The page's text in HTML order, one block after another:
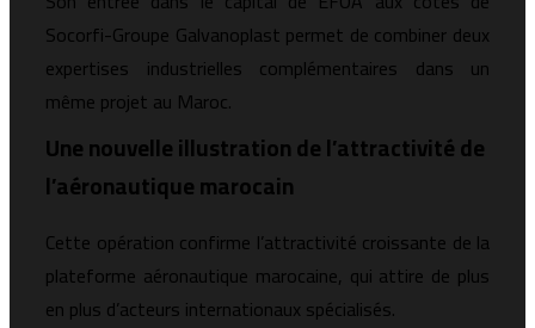
Socorfi-Groupe Galvanoplast permet de combiner deux
expertises industrielles complémentaires dans un
même projet au Maroc.
Une nouvelle illustration de l’attractivité de
l’aéronautique marocain
Cette opération confirme l’attractivité croissante de la
plateforme aéronautique marocaine, qui attire de plus
en plus d’acteurs internationaux spécialisés.